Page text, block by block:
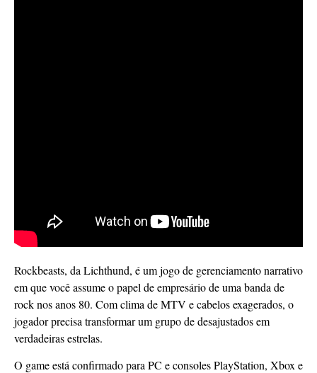
Rockbeasts, da Lichthund, é um jogo de gerenciamento narrativo
em que você assume o papel de empresário de uma banda de
rock nos anos 80. Com clima de MTV e cabelos exagerados, o
jogador precisa transformar um grupo de desajustados em
verdadeiras estrelas.
O game está confirmado para PC e consoles PlayStation, Xbox e